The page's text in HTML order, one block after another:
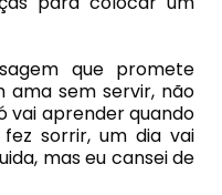
que promete
ama sem servir, não
vai aprender quando
sorrir, um dia vai
mas eu cansei de